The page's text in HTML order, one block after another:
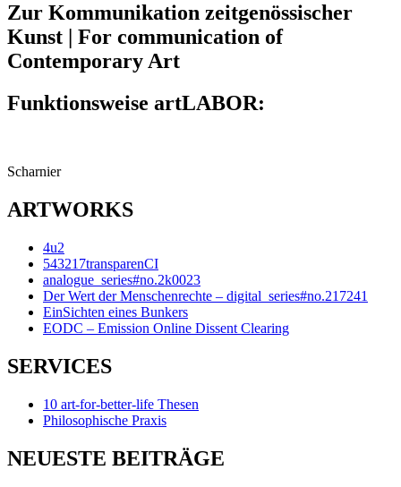
Zur Kommunikation zeitgenössischer
Kunst | For communication of
Contemporary Art
Funktionsweise artLABOR:
Scharnier
ARTWORKS
4u2
543217transparenCI
analogue_series#no.2k0023
Der Wert der Menschenrechte – digital_series#no.217241
EinSichten eines Bunkers
EODC – Emission Online Dissent Clearing
SERVICES
10 art-for-better-life Thesen
Philosophische Praxis
NEUESTE BEITRÄGE